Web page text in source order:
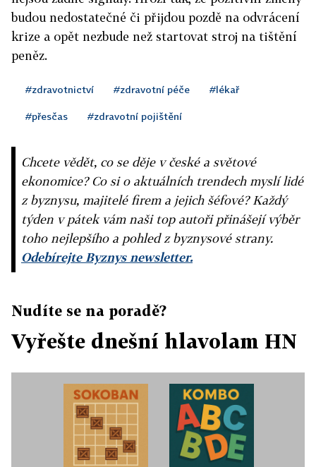
budou nedostatečné či přijdou pozdě na odvrácení
krize a opět nezbude než startovat stroj na tištění
peněz.
#zdravotnictví #zdravotní péče #lékař
#přesčas #zdravotní pojištění
Chcete vědět, co se děje v české a světové
ekonomice? Co si o aktuálních trendech myslí lidé
z byznysu, majitelé firem a jejich šéfové? Každý
týden v pátek vám naši top autoři přinášejí výběr
toho nejlepšího a pohled z byznysové strany.
Odebírejte Byznys newsletter.
Nudíte se na poradě?
Vyřešte dnešní hlavolam HN